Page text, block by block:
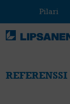
content
Pilari